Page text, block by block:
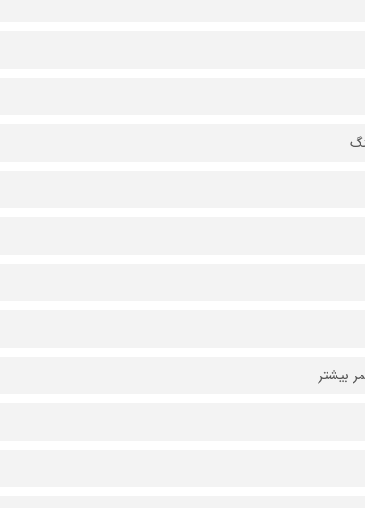
بیشتر